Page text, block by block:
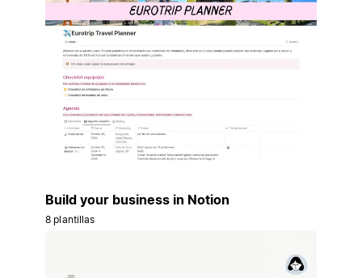
Build your business in Notion
8 plantillas